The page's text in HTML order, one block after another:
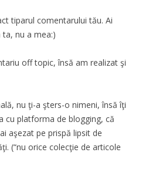
tiparul comentarului tău. Ai
nu a mea:)
off topic, însă am realizat şi
nu ţi-a şters-o nimeni, însă îţi
cu platforma de blogging, că
aşezat pe prispă lipsit de
(“nu orice colecţie de articole